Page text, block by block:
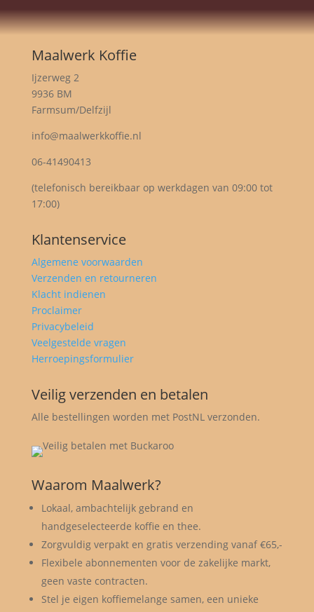
Maalwerk Koffie
Ijzerweg 2
9936 BM
Farmsum/Delfzijl
info@maalwerkkoffie.nl
06-41490413
(telefonisch bereikbaar op werkdagen van 09:00 tot
17:00)
Klantenservice
Algemene voorwaarden
Verzenden en retourneren
Klacht indienen
Proclaimer
Privacybeleid
Veelgestelde vragen
Herroepingsformulier
Veilig verzenden en betalen
Alle bestellingen worden met PostNL verzonden.
Waarom Maalwerk?
Lokaal, ambachtelijk gebrand en
handgeselecteerde koffie en thee.
Zorgvuldig verpakt en gratis verzending vanaf €65,-
Flexibele abonnementen voor de zakelijke markt,
geen vaste contracten.
Stel je eigen koffiemelange samen, een unieke